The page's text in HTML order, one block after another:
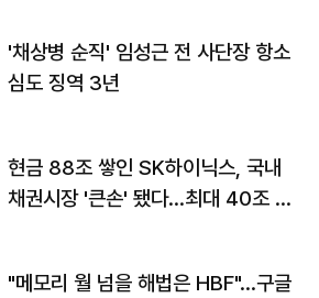
'채상병 순직' 임성근 전 사단장 항소
심도 징역 3년
현금 88조 쌓인 SK하이닉스, 국내
채권시장 '큰손' 됐다…최대 40조 투
"메모리 월 넘을 해법은 HBF"…구글